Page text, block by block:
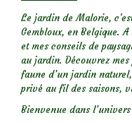
Le jardin de Malorie,
Gembloux, en Belgique.
et mes conseils de
au jardin. Découvrez
faune d’un jardin
privé au fil des saisons,
Bienvenue dans